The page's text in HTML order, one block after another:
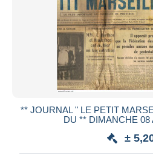
** JOURNAL " LE PETIT
DU ** DIMANCHE 08
±